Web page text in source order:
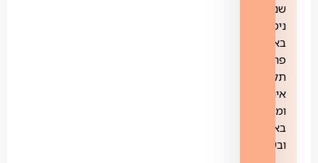
שנות
ניסיון
באספקת
פתרונות
תקשורת,
אינטרנט
ומחשוב
בארץ
ובעולם.